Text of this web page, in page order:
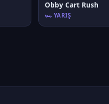
Obby Cart Rush
🏎️ YARIŞ